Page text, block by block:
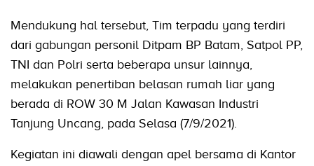
Mendukung hal tersebut, Tim terpadu yang terdiri
dari gabungan personil Ditpam BP Batam, Satpol PP,
TNI dan Polri serta beberapa unsur lainnya,
melakukan penertiban belasan rumah liar yang
berada di ROW 30 M Jalan Kawasan Industri
Tanjung Uncang, pada Selasa (7/9/2021).
Kegiatan ini diawali dengan apel bersama di Kantor